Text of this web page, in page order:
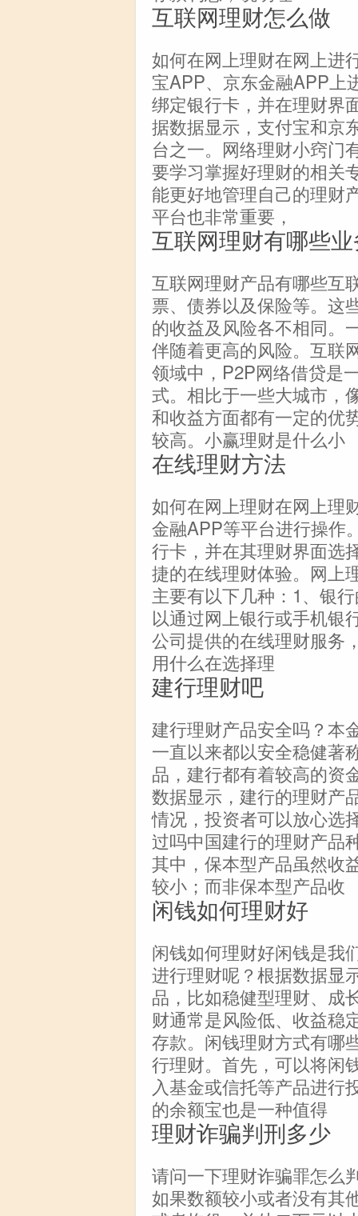
互联网理财怎么做
如何在网上理财在网上进
宝APP、京东金融APP上
绑定银行卡，并在理财界
据数据显示，支付宝和京
台之一。网络理财小窍门
要学习掌握好理财的相关
能更好地管理自己的理财
平台也非常重要，
互联网理财有哪些
互联网理财产品有哪些互
票、债券以及保险等。这
的收益及风险各不相同。
伴随着更高的风险。互联
领域中，P2P网络借贷是
式。相比于一些大城市，
和收益方面都有一定的优
较高。小赢理财是什么小
在线理财方法
如何在网上理财在网上理
金融APP等平台进行操作
行卡，并在其理财界面选
捷的在线理财体验。网上
主要有以下几种：1、银
以通过网上银行或手机银
公司提供的在线理财服务
用什么在选择理
建行理财吧
建行理财产品安全吗？本
一直以来都以安全稳健著
品，建行都有着较高的资
数据显示，建行的理财产
情况，投资者可以放心选
过吗中国建行的理财产品
其中，保本型产品虽然收
较小；而非保本型产品收
闲钱如何理财好
闲钱如何理财好闲钱是我
进行理财呢？根据数据显
品，比如稳健型理财、成
财通常是风险低、收益稳
存款。闲钱理财方式有哪
行理财。首先，可以将闲
入基金或信托等产品进行
的余额宝也是一种值得
理财诈骗判刑多少
请问一下理财诈骗罪怎么
如果数额较小或者没有其